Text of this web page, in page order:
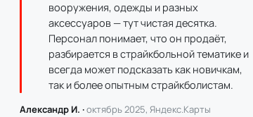
вооружения, одежды и разных
аксессуаров — тут чистая десятка.
Персонал понимает, что он продаёт,
разбирается в страйкбольной тематике и
всегда может подсказать как новичкам,
так и более опытным страйкболистам.
Александр И. ·октябрь 2025, Яндекс.Карты